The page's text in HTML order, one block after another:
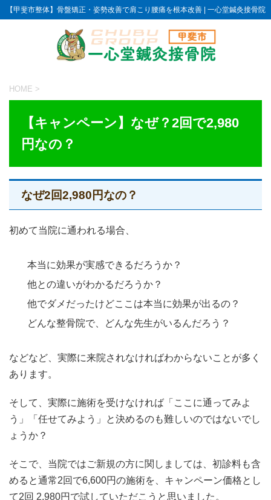
【甲斐市整体】骨盤矯正・姿勢改善で肩こり腰痛を根本改善 | 一心堂鍼灸接骨院
HOME >
【キャンペーン】なぜ？2回で2,980
円なの？
なぜ2回2,980円なの？
初めて当院に通われる場合、
本当に効果が実感できるだろうか？
他との違いがわかるだろうか？
他でダメだったけどここは本当に効果が出るの？
どんな整骨院で、どんな先生がいるんだろう？
などなど、実際に来院されなければわからないことが多く
あります。
そして、実際に施術を受けなければ「ここに通ってみよ
う」「任せてみよう」と決めるのも難しいのではないでし
ょうか？
そこで、当院ではご新規の方に関しましては、初診料も含
めると通常2回で6,600円の施術を、キャンペーン価格とし
て2回 2,980円で試していただこうと思いました。